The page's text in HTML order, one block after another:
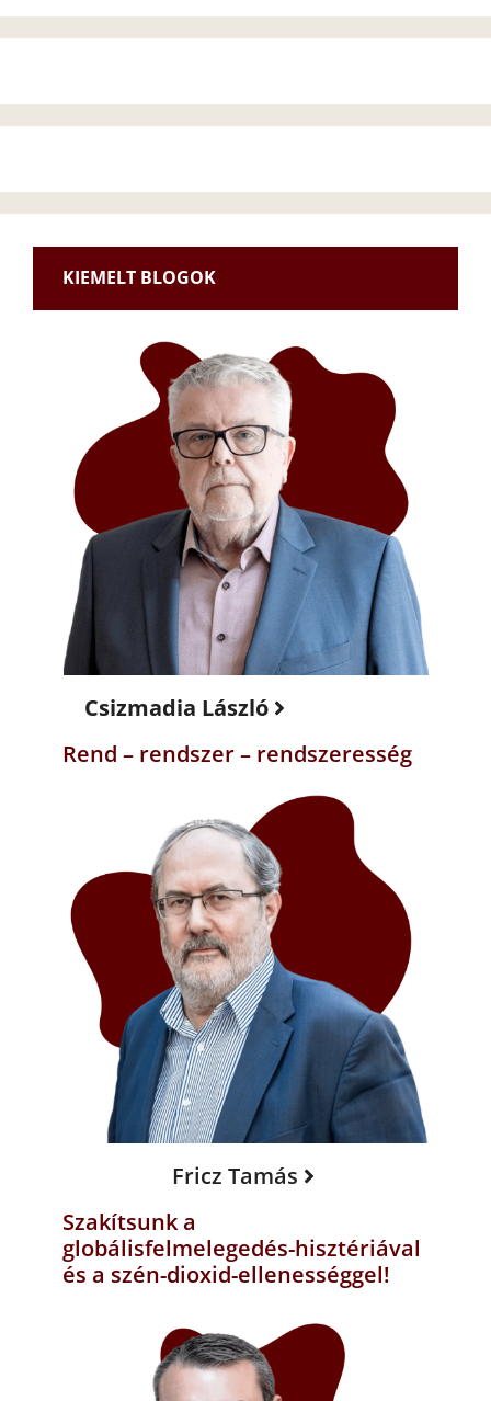
KIEMELT BLOGOK
Csizmadia László
Rend – rendszer – rendszeresség
Fricz Tamás
Szakítsunk a
globálisfelmelegedés-hisztériával
és a szén-dioxid-ellenességgel!